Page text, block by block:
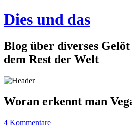
Dies und das
Blog über diverses
dem Rest der Welt
Woran erkennt man
4 Kommentare